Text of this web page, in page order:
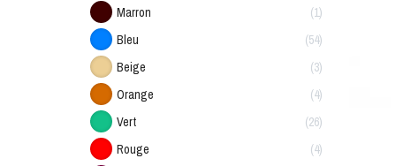
Marron
1
Bleu
54
Beige
3
Orange
4
Vert
26
Rouge
4